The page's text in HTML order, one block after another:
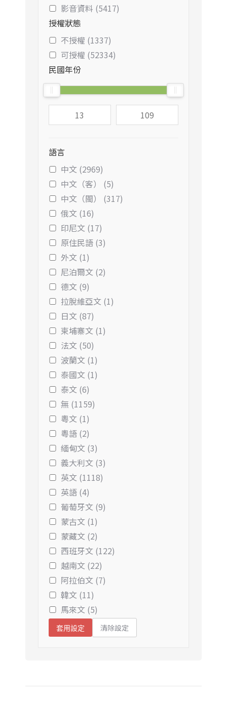
影音資料 (5417)
授權狀態
不授權 (1337)
可授權 (52334)
民國年份
語言
中文 (2969)
中文（客） (5)
中文（閩） (317)
俄文 (16)
印尼文 (17)
原住民語 (3)
外文 (1)
尼泊爾文 (2)
德文 (9)
拉脫維亞文 (1)
日文 (87)
柬埔寨文 (1)
法文 (50)
波蘭文 (1)
泰國文 (1)
泰文 (6)
無 (1159)
粵文 (1)
粵語 (2)
緬甸文 (3)
義大利文 (3)
英文 (1118)
英語 (4)
葡萄牙文 (9)
蒙古文 (1)
蒙藏文 (2)
西班牙文 (122)
越南文 (22)
阿拉伯文 (7)
韓文 (11)
馬來文 (5)
套用設定 清除設定